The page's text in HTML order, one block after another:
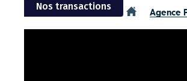
Nos transactions
Agence